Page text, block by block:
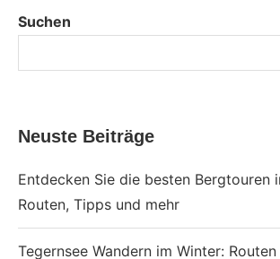
Suchen
Neuste Beiträge
Entdecken Sie die besten Bergtouren
Routen, Tipps und mehr
Tegernsee Wandern im Winter: